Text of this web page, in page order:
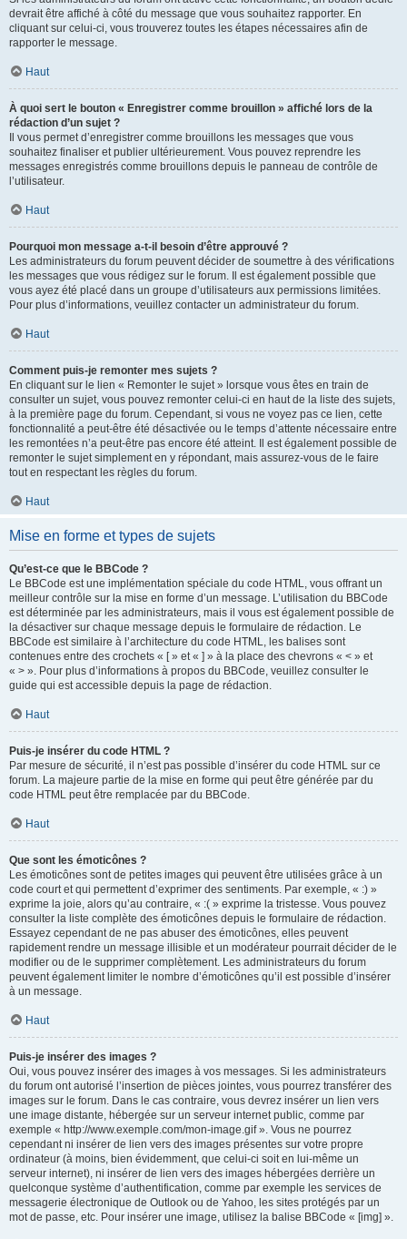
devrait être affiché à côté du message que vous souhaitez rapporter. En
cliquant sur celui-ci, vous trouverez toutes les étapes nécessaires afin de
rapporter le message.
Haut
À quoi sert le bouton « Enregistrer comme brouillon » affiché lors de la
rédaction d’un sujet ?
Il vous permet d’enregistrer comme brouillons les messages que vous
souhaitez finaliser et publier ultérieurement. Vous pouvez reprendre les
messages enregistrés comme brouillons depuis le panneau de contrôle de
l’utilisateur.
Haut
Pourquoi mon message a-t-il besoin d’être approuvé ?
Les administrateurs du forum peuvent décider de soumettre à des vérifications
les messages que vous rédigez sur le forum. Il est également possible que
vous ayez été placé dans un groupe d’utilisateurs aux permissions limitées.
Pour plus d’informations, veuillez contacter un administrateur du forum.
Haut
Comment puis-je remonter mes sujets ?
En cliquant sur le lien « Remonter le sujet » lorsque vous êtes en train de
consulter un sujet, vous pouvez remonter celui-ci en haut de la liste des sujets,
à la première page du forum. Cependant, si vous ne voyez pas ce lien, cette
fonctionnalité a peut-être été désactivée ou le temps d’attente nécessaire entre
les remontées n’a peut-être pas encore été atteint. Il est également possible de
remonter le sujet simplement en y répondant, mais assurez-vous de le faire
tout en respectant les règles du forum.
Haut
Mise en forme et types de sujets
Qu’est-ce que le BBCode ?
Le BBCode est une implémentation spéciale du code HTML, vous offrant un
meilleur contrôle sur la mise en forme d’un message. L’utilisation du BBCode
est déterminée par les administrateurs, mais il vous est également possible de
la désactiver sur chaque message depuis le formulaire de rédaction. Le
BBCode est similaire à l’architecture du code HTML, les balises sont
contenues entre des crochets « [ » et « ] » à la place des chevrons « < » et
« > ». Pour plus d’informations à propos du BBCode, veuillez consulter le
guide qui est accessible depuis la page de rédaction.
Haut
Puis-je insérer du code HTML ?
Par mesure de sécurité, il n’est pas possible d’insérer du code HTML sur ce
forum. La majeure partie de la mise en forme qui peut être générée par du
code HTML peut être remplacée par du BBCode.
Haut
Que sont les émoticônes ?
Les émoticônes sont de petites images qui peuvent être utilisées grâce à un
code court et qui permettent d’exprimer des sentiments. Par exemple, « :) »
exprime la joie, alors qu’au contraire, « :( » exprime la tristesse. Vous pouvez
consulter la liste complète des émoticônes depuis le formulaire de rédaction.
Essayez cependant de ne pas abuser des émoticônes, elles peuvent
rapidement rendre un message illisible et un modérateur pourrait décider de le
modifier ou de le supprimer complètement. Les administrateurs du forum
peuvent également limiter le nombre d’émoticônes qu’il est possible d’insérer
à un message.
Haut
Puis-je insérer des images ?
Oui, vous pouvez insérer des images à vos messages. Si les administrateurs
du forum ont autorisé l’insertion de pièces jointes, vous pourrez transférer des
images sur le forum. Dans le cas contraire, vous devrez insérer un lien vers
une image distante, hébergée sur un serveur internet public, comme par
exemple « http://www.exemple.com/mon-image.gif ». Vous ne pourrez
cependant ni insérer de lien vers des images présentes sur votre propre
ordinateur (à moins, bien évidemment, que celui-ci soit en lui-même un
serveur internet), ni insérer de lien vers des images hébergées derrière un
quelconque système d’authentification, comme par exemple les services de
messagerie électronique de Outlook ou de Yahoo, les sites protégés par un
mot de passe, etc. Pour insérer une image, utilisez la balise BBCode « [img] ».